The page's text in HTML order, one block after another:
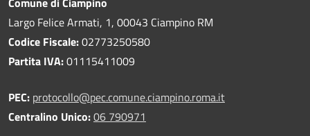
Largo Felice Armati, 1, 00043 Ciampino RM
Codice Fiscale:02773250580
Partita IVA:01115411009
PEC: protocollo@pec.comune.ciampino.roma.it
Centralino Unico:06 790971